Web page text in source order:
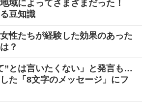
域によってさまざまだった！
豆知識
性たちが経験した効果のあった
？
”とは言いたくない」と発言も…
た「8文字のメッセージ」にフ